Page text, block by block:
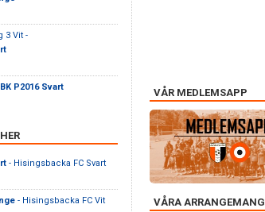
3 Vit -
P2016 Svart
- Hisingsbacka FC Svart
- Hisingsbacka FC Vit
VÅR MEDLEMSAPP
VÅRA ARRANGEMANG